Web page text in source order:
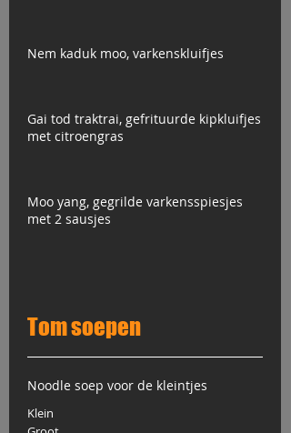
Nem kaduk moo, varkenskluifjes
Gai tod traktrai, gefrituurde kipkluifjes
met citroengras
Moo yang, gegrilde varkensspiesjes
met 2 sausjes
Tom soepen
Noodle soep voor de kleintjes
Klein